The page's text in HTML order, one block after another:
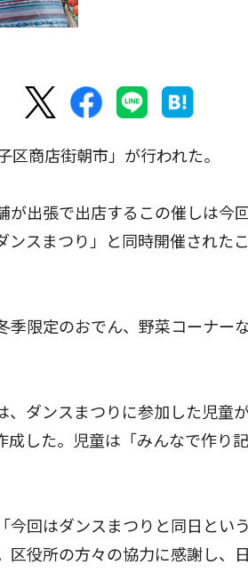
商店街朝市」が行われた。
出張で出店するこの催しは今
スまつり」と同時開催された
限定のおでん、野菜コーナー
ダンスまつりに参加した児童
成した。児童は「みんなで作り
回はダンスまつりと同日とい
区役所の方々の協力に感謝し、